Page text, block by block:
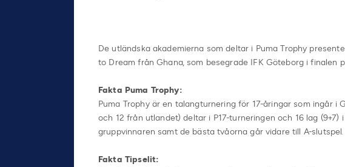
De utländska akademierna som deltar i Puma Trophy
to Dream från Ghana, som besegrade IFK Göteborg i finalen
Fakta Puma Trophy:
Puma Trophy är en talangturnering för 17-åringar som ingår i
och 12 från utlandet) deltar i P17-turneringen och 16 lag (9+7)
gruppvinnaren samt de bästa tvåorna går vidare till A-slutspel.
Fakta Tipselit: